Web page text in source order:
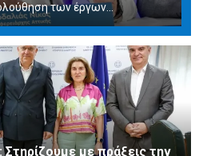
των έργων...
με πράξεις την